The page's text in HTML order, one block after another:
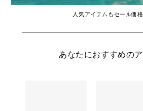
人気アイテムもセール価
あなたにおすすめの